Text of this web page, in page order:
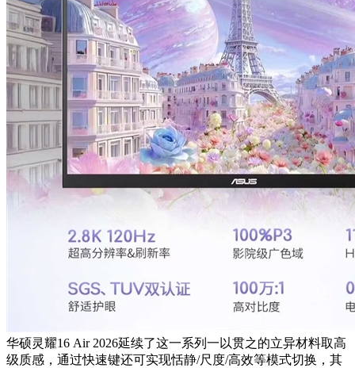
华硕灵耀16 Air 2026延续了这一系列一以贯之的立异材料取高
级质感，通过快速键还可实现恬静/尺度/高效等模式切换，其